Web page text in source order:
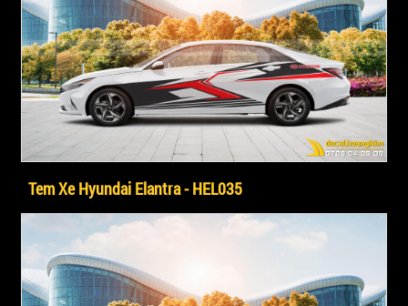
Tem Xe Hyundai Elantra - HEL035